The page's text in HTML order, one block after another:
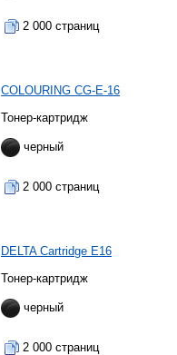
2 000 страниц
COLOURING CG-E-16
Тонер-картридж
черный
2 000 страниц
DELTA Cartridge E16
Тонер-картридж
черный
2 000 страниц